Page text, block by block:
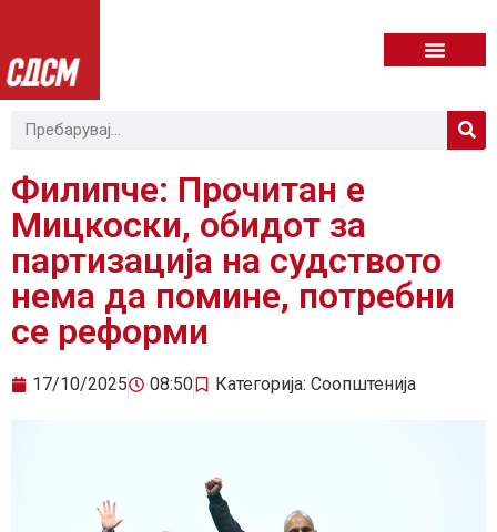
Филипче: Прочитан е
Мицкоски, обидот за
партизација на судството
нема да помине, потребни
се реформи
17/10/2025 08:50 Категорија: Соопштенија